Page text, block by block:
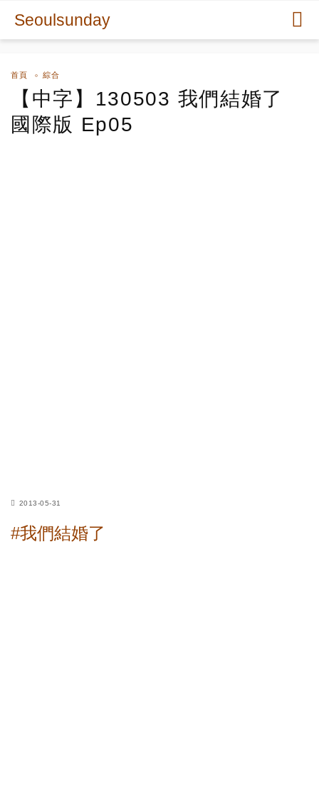
Seoulsunday
首頁 綜合
【中字】130503 我們結婚了
國際版 Ep05
2013-05-31
#我們結婚了